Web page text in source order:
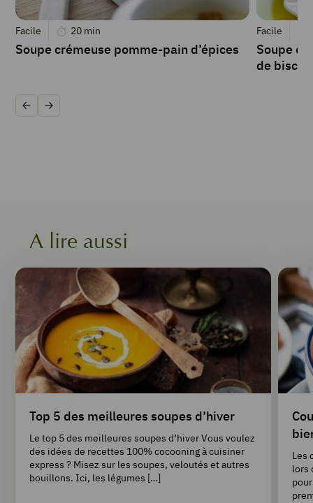
Facile 20 min
Soupe crémeuse pomme-pain d’épices
Facile
Soupe
de
Précédent
Suivant
A lire aussi
Top 5 des meilleures soupes d’hiver
Le top 5 des meilleures soupes d’hiver Vous voulez
des idées de recettes 100% cocooning à cuisiner
express ? Misez sur les soupes, veloutés et autres
bouillons. Ici, les légumes […]
Les
lors